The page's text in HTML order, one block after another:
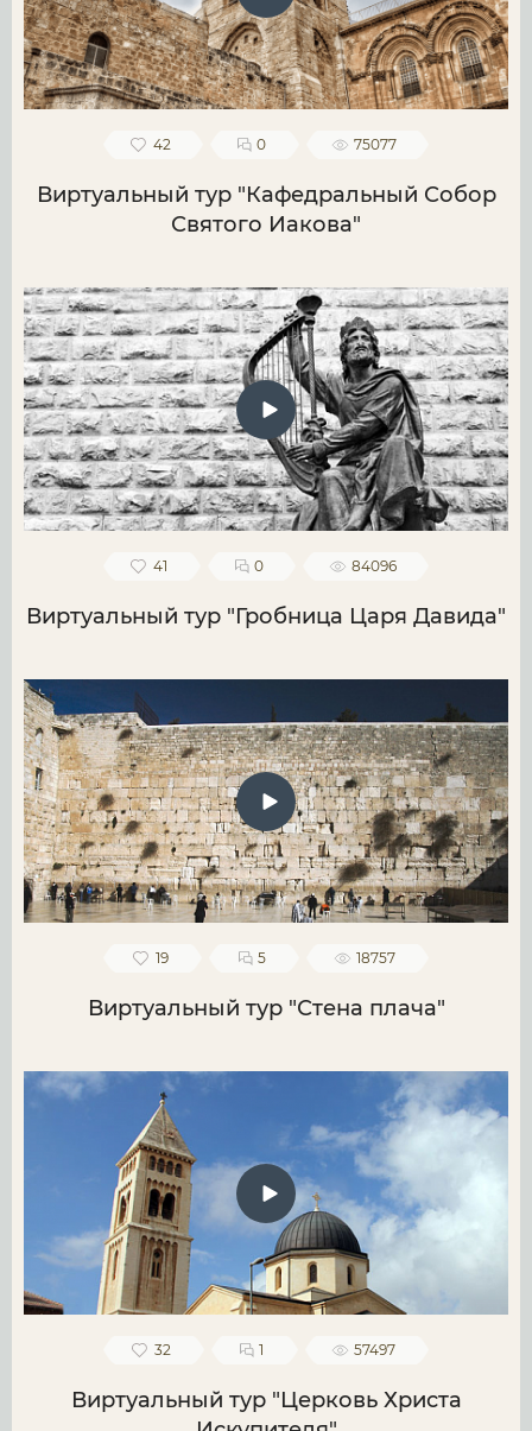
42 0 75077
Виртуальный тур "Кафедральный Собор
Святого Иакова"
41 0 84096
Виртуальный тур "Гробница Царя Давида"
19 5 18757
Виртуальный тур "Стена плача"
32 1 57497
Виртуальный тур "Церковь Христа